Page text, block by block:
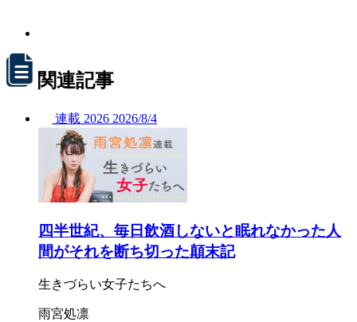
関連記事
連載 2026 2026/8/4
四半世紀、毎日飲酒しないと眠れなかった人
間がそれを断ち切った顛末記
生きづらい女子たちへ
雨宮処凛